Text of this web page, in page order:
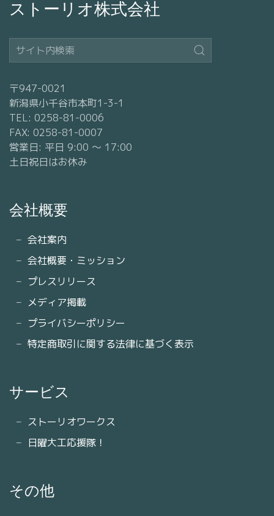
ストーリオ株式会社
〒947-0021
新潟県小千谷市本町1-3-1
TEL: 0258-81-0006
FAX: 0258-81-0007
営業日: 平日 9:00 〜 17:00
土日祝日はお休み
会社概要
会社案内
会社概要・ミッション
プレスリリース
メディア掲載
プライバシーポリシー
特定商取引に関する法律に基づく表示
サービス
ストーリオワークス
日曜大工応援隊！
その他